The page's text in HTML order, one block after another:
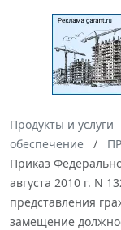
Продукты и услуги
обеспечение
Приказ
августа 2010 г. N
представления
замещение